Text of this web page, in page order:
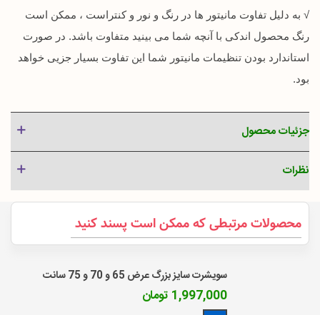
√ به دلیل تفاوت مانیتور ها در رنگ و نور و کنتراست ، ممکن است
رنگ محصول اندکی با آنچه شما می بینید متفاوت باشد. در صورت
استاندارد بودن تنظیمات مانیتور شما این تفاوت بسیار جزیی خواهد
بود.
جزئیات محصول
نظرات
محصولات مرتبطی که ممکن است پسند کنید
سویشرت سایز بزرگ عرض 65 و 70 و 75 سانت
1,997,000 تومان